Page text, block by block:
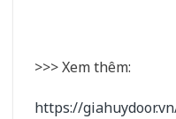
>>> Xem thêm:
https://